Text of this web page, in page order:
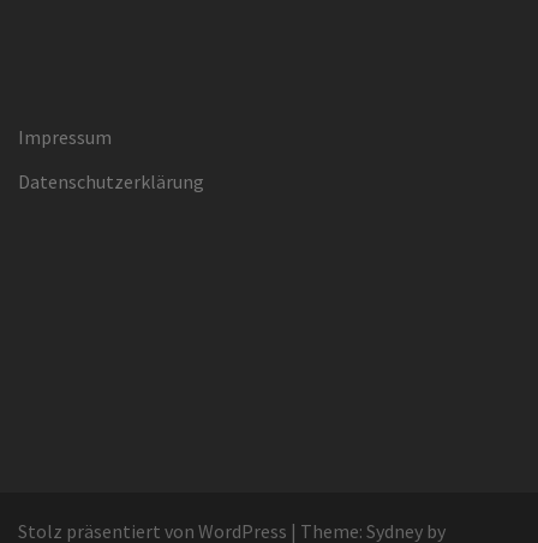
Impressum
Datenschutzerklärung
Stolz präsentiert von WordPress | Theme: Sydney by